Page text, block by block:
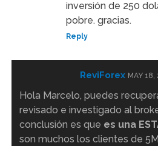
inversión de 250
pobre. gracias.
Reply
ReviForex MAY 18,
Hola Marcelo, puedes
revisado e investigado al
conclusión es que es una
son muchos los clientes de